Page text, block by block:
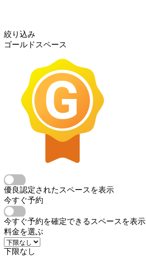
絞り込み
ゴールドスペース
優良認定されたスペースを表示
今すぐ予約
今すぐ予約を確定できるスペースを表示
料金を選ぶ
下限なし